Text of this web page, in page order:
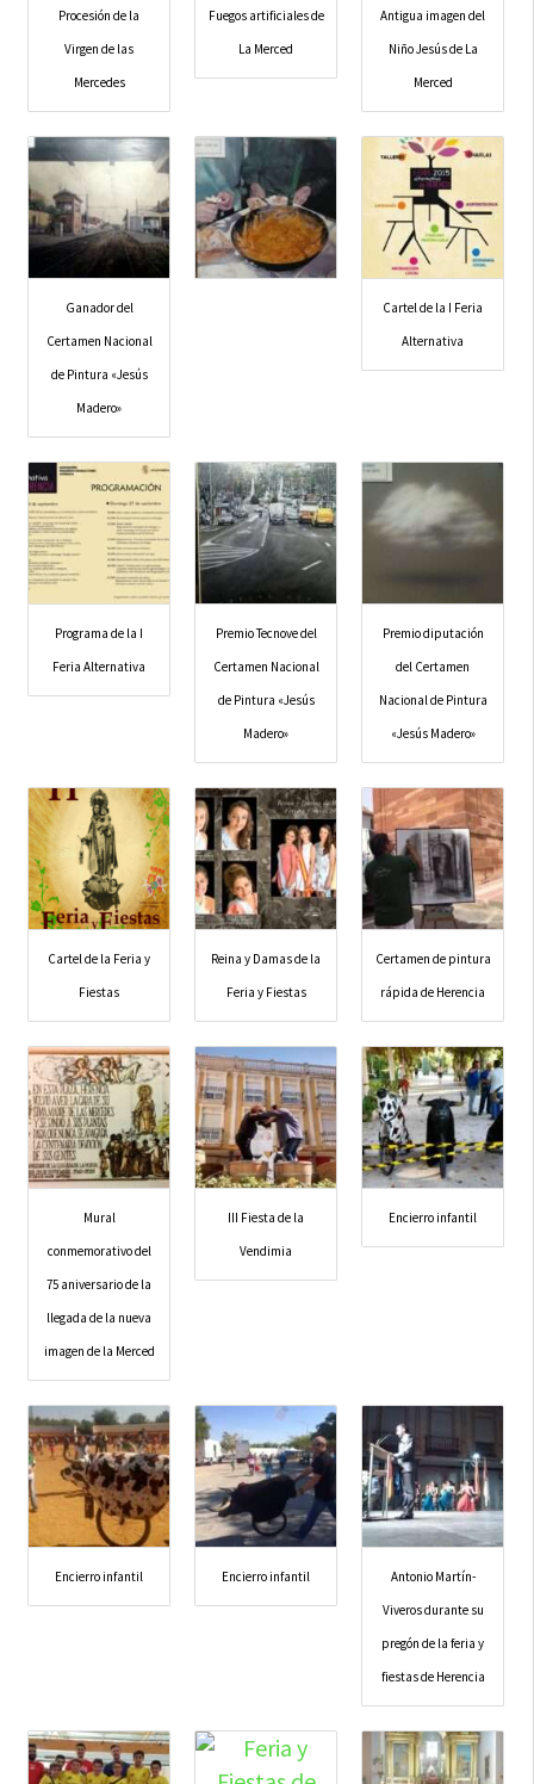
Procesión de la
Virgen de las
Mercedes
Fuegos artificiales de
La Merced
Antigua imagen del
Niño Jesús de La
Merced
Ganador del
Certamen Nacional
de Pintura «Jesús
Madero»
Cartel de la I Feria
Alternativa
Programa de la I
Feria Alternativa
Premio Tecnove del
Certamen Nacional
de Pintura «Jesús
Madero»
Premio diputación
del Certamen
Nacional de Pintura
«Jesús Madero»
Cartel de la Feria y
Fiestas
Reina y Damas de la
Feria y Fiestas
Certamen de pintura
rápida de Herencia
Mural
conmemorativo del
75 aniversario de la
llegada de la nueva
imagen de la Merced
III Fiesta de la
Vendimia
Encierro infantil
Encierro infantil Encierro infantil
Antonio Martín-
Viveros durante su
pregón de la feria y
fiestas de Herencia